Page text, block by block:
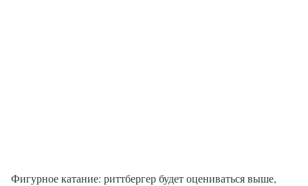
Фигурное катание: риттбергер будет оцениваться выше,